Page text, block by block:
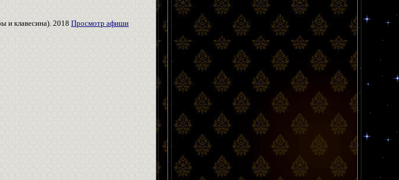
клавесина). 2018 Просмотр афиши